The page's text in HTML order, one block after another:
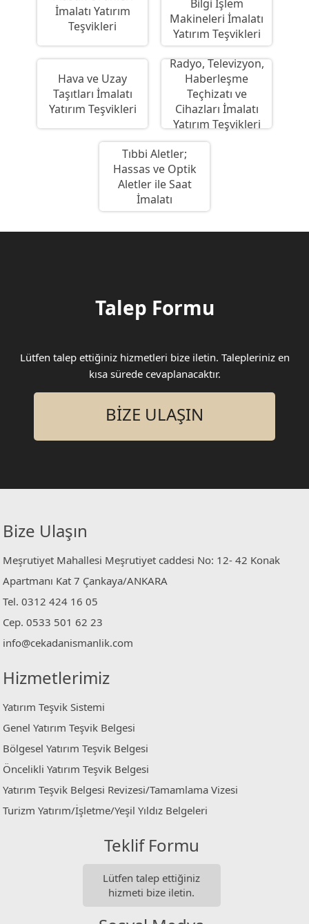
İmalatı Yatırım
Teşvikleri
Bilgi İşlem
Makineleri İmalatı
Yatırım Teşvikleri
Hava ve Uzay
Taşıtları İmalatı
Yatırım Teşvikleri
Radyo, Televizyon,
Haberleşme
Teçhizatı ve
Cihazları İmalatı
Yatırım Teşvikleri
Tıbbi Aletler;
Hassas ve Optik
Aletler ile Saat
İmalatı
Talep Formu
Lütfen talep ettiğiniz hizmetleri bize iletin. Talepleriniz en
kısa sürede cevaplanacaktır.
BİZE ULAŞIN
Bize Ulaşın
Meşrutiyet Mahallesi Meşrutiyet caddesi No: 12- 42 Konak
Apartmanı Kat 7 Çankaya/ANKARA
Tel. 0312 424 16 05
Cep. 0533 501 62 23
info@cekadanismanlik.com
Hizmetlerimiz
Yatırım Teşvik Sistemi
Genel Yatırım Teşvik Belgesi
Bölgesel Yatırım Teşvik Belgesi
Öncelikli Yatırım Teşvik Belgesi
Yatırım Teşvik Belgesi Revizesi/Tamamlama Vizesi
Turizm Yatırım/İşletme/Yeşil Yıldız Belgeleri
Teklif Formu
Lütfen talep ettiğiniz
hizmeti bize iletin.